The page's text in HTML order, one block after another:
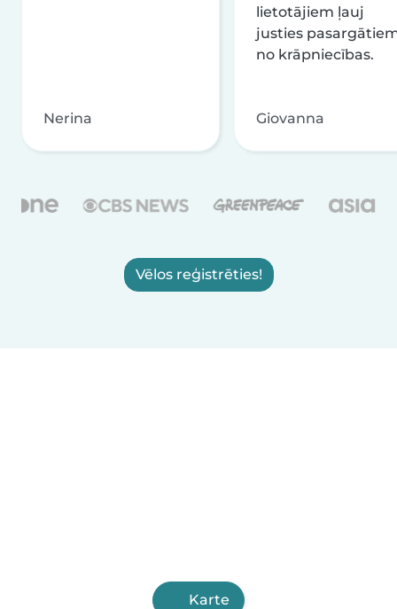
Nerina
lietotājiem ļauj
justies
no krāpniecības.
Giovanna
Vēlos reģistrēties!
Karte